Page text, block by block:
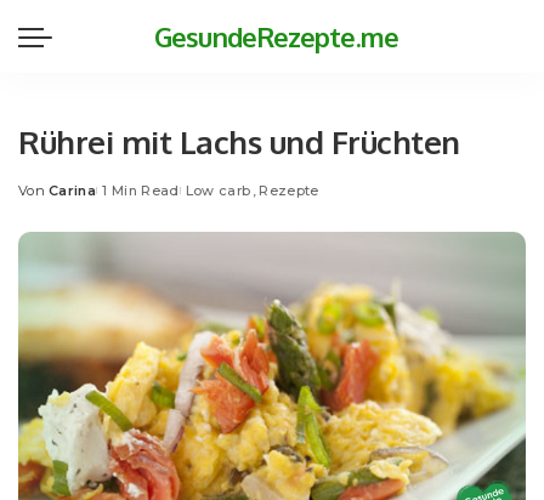
GesundeRezepte.me
Rührei mit Lachs und Früchten
Posted
Von Carina 1 Min Read Low carb Rezepte